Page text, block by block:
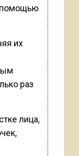
помощью
их
раз
лица,